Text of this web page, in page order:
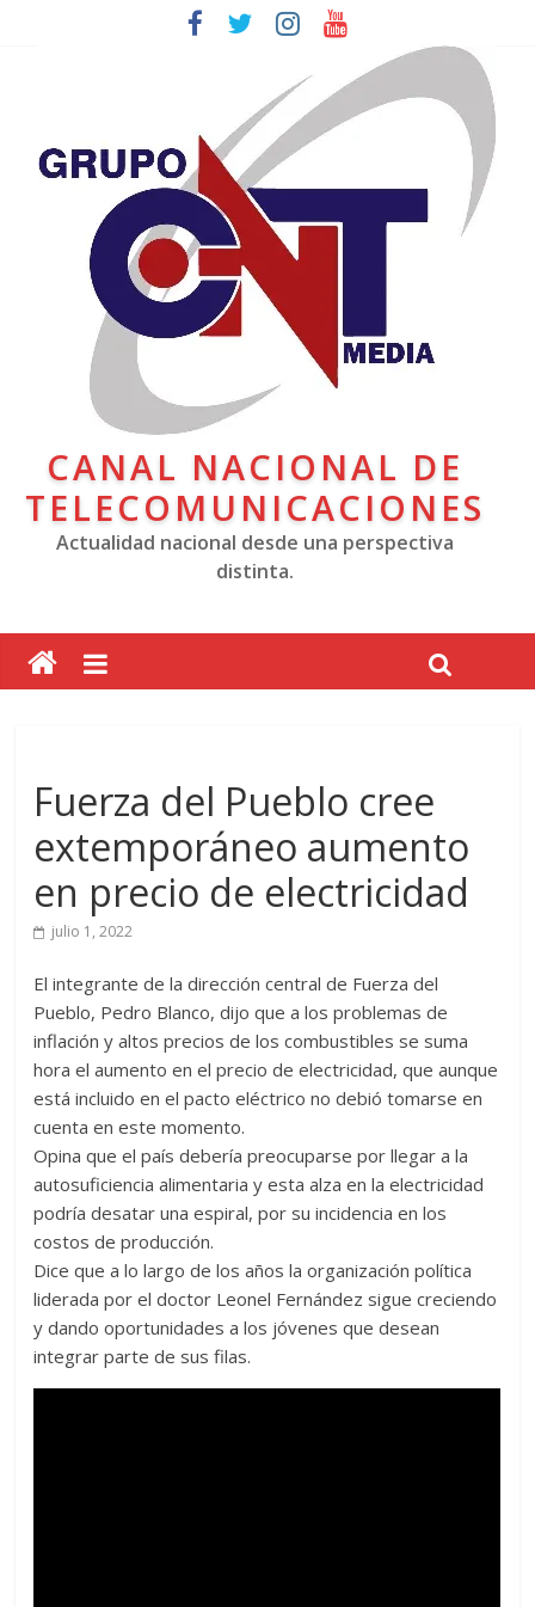
CANAL NACIONAL DE
TELECOMUNICACIONES
Actualidad nacional desde una perspectiva
distinta.
Fuerza del Pueblo cree
extemporáneo aumento
en precio de electricidad
julio 1, 2022
El integrante de la dirección central de Fuerza del
Pueblo, Pedro Blanco, dijo que a los problemas de
inflación y altos precios de los combustibles se suma
hora el aumento en el precio de electricidad, que aunque
está incluido en el pacto eléctrico no debió tomarse en
cuenta en este momento.
Opina que el país debería preocuparse por llegar a la
autosuficiencia alimentaria y esta alza en la electricidad
podría desatar una espiral, por su incidencia en los
costos de producción.
Dice que a lo largo de los años la organización política
liderada por el doctor Leonel Fernández sigue creciendo
y dando oportunidades a los jóvenes que desean
integrar parte de sus filas.